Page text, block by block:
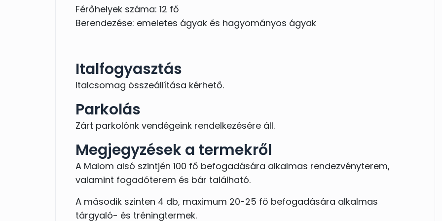
Férőhelyek száma: 12 fő
Berendezése: emeletes ágyak és hagyományos ágyak
Italfogyasztás
Italcsomag összeállítása kérhető.
Parkolás
Zárt parkolónk vendégeink rendelkezésére áll.
Megjegyzések a termekről
A Malom alsó szintjén 100 fő befogadására alkalmas rendezvényterem,
valamint fogadóterem és bár található.
A második szinten 4 db, maximum 20-25 fő befogadására alkalmas
tárgyaló- és tréningtermek.